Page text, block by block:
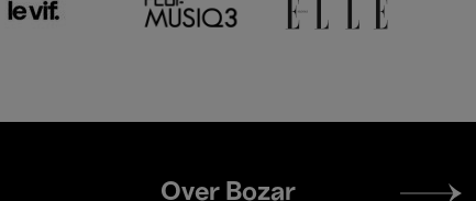
Footer
Over Bozar